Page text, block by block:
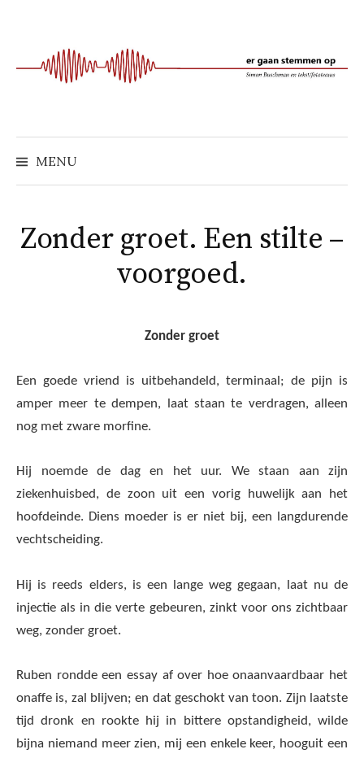
springen
MENU
Zonder groet. Een stilte –
voorgoed.
Zonder groet
Een goede vriend is uitbehandeld, terminaal; de pijn is
amper meer te dempen, laat staan te verdragen, alleen
nog met zware morfine.
Hij noemde de dag en het uur. We staan aan zijn
ziekenhuisbed, de zoon uit een vorig huwelijk aan het
hoofdeinde. Diens moeder is er niet bij, een langdurende
vechtscheiding.
Hij is reeds elders, is een lange weg gegaan, laat nu de
injectie als in die verte gebeuren, zinkt voor ons zichtbaar
weg, zonder groet.
Ruben rondde een essay af over hoe onaanvaardbaar het
onaffe is, zal blijven; en dat geschokt van toon. Zijn laatste
tijd dronk en rookte hij in bittere opstandigheid, wilde
bijna niemand meer zien, mij een enkele keer, hooguit een